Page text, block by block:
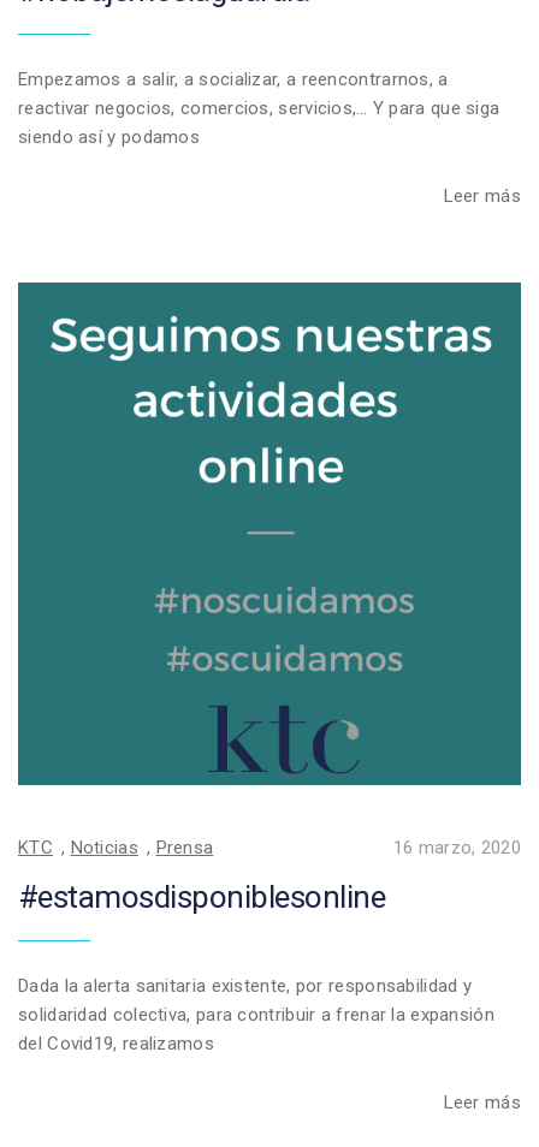
Empezamos a salir, a socializar, a reencontrarnos, a
reactivar negocios, comercios, servicios,… Y para que siga
siendo así y podamos
Leer más
KTC , Noticias , Prensa 16 marzo, 2020
#estamosdisponiblesonline
Dada la alerta sanitaria existente, por responsabilidad y
solidaridad colectiva, para contribuir a frenar la expansión
del Covid19, realizamos
Leer más